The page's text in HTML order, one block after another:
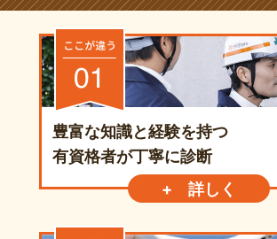
豊富な知識と経験を持つ
有資格者が丁寧に診断
+ 詳しく